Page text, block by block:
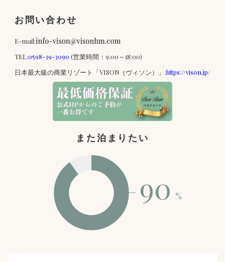
お問い合わせ
E-mail:
TEL:0598-39-3090 (営業時間：9:00～18:00)
日本最大級の商業リゾート「VISON（ヴィソン）」:https://vison.jp/
また泊まりたい
90 %